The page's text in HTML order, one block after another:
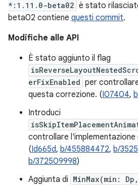
*:1.11.0-beta02 è stato
beta02 contiene questi commit.
Modifiche alle API
È stato aggiunto il flag
erFixEnabled per
questa correzione. (I07404,
Introduci
controllare
(Id665d, b/455884472, b/
b/372509998)
Aggiunta di MinMax(min: